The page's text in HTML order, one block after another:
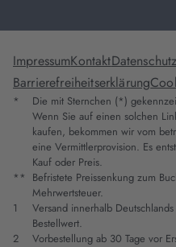
ImpressumKontaktDatenschutz
Barrierefreiheitserklärung
*
Die mit Sternchen (*)
Wenn Sie auf einen solchen
kaufen, bekommen wir vom
eine Vermittlerprovision. Es
Kauf oder Preis.
** Befristete Preissenkung zum
Mehrwertsteuer.
1
Versand innerhalb
Bestellwert.
2
Vorbestellung ab 30 Tage vor